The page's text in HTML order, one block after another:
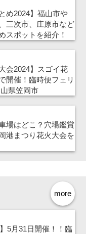
め2024】福山市や
三次市、庄原市など
スポットを紹介！
会2024】スゴイ花
開催！臨時便フェリ
県笠岡市
場はどこ？穴場鑑賞
港まつり花火大会を
more
5月31日開催！！臨